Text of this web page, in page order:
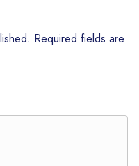
Required fields are